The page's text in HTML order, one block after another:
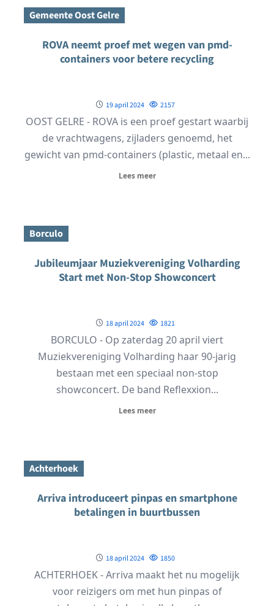
Gemeente Oost Gelre
ROVA neemt proef met wegen van pmd-
containers voor betere recycling
19 april 2024 2157
OOST GELRE - ROVA is een proef gestart waarbij
de vrachtwagens, zijladers genoemd, het
gewicht van pmd-containers (plastic, metaal en...
Lees meer
Borculo
Jubileumjaar Muziekvereniging Volharding
Start met Non-Stop Showconcert
18 april 2024 1821
BORCULO - Op zaterdag 20 april viert
Muziekvereniging Volharding haar 90-jarig
bestaan met een speciaal non-stop
showconcert. De band Reflexxion...
Lees meer
Achterhoek
Arriva introduceert pinpas en smartphone
betalingen in buurtbussen
18 april 2024 1850
ACHTERHOEK - Arriva maakt het nu mogelijk
voor reizigers om met hun pinpas of